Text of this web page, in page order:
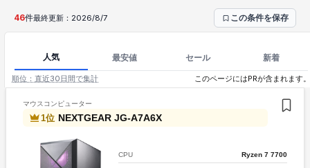
46件最終更新： 2026/8/7 この条件を保存
人気 最安値 セール 新着
順位：直近30日間で集計 このページにはPRが含まれます。
マウスコンピューター
1位 NEXTGEAR JG-A7A6X
CPU Ryzen 7 7700